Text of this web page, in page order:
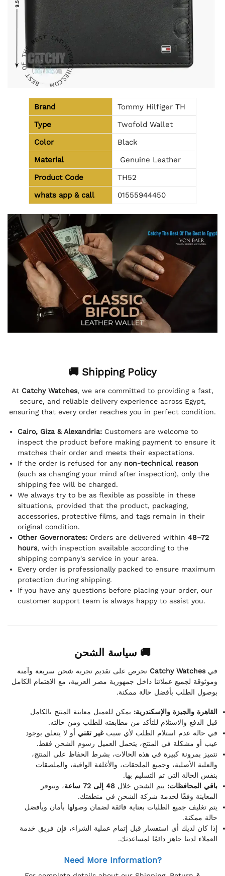
Brand
Tommy Hilfiger TH
Type
Twofold Wallet
Color
Black
Material
Genuine Leather
Product Code
TH52
whats app & call
01555944450
🚚 Shipping Policy
At Catchy Watches, we are committed to providing a fast,
secure, and reliable delivery experience across Egypt,
ensuring that every order reaches you in perfect condition.
Cairo, Giza & Alexandria: Customers are welcome to
inspect the product before making payment to ensure it
matches their order and meets their expectations.
If the order is refused for any non-technical reason
(such as changing your mind after inspection), only the
shipping fee will be charged.
We always try to be as flexible as possible in these
situations, provided that the product, packaging,
accessories, protective films, and tags remain in their
original condition.
Other Governorates: Orders are delivered within 48–72
hours, with inspection available according to the
shipping company's service in your area.
Every order is professionally packed to ensure maximum
protection during shipping.
If you have any questions before placing your order, our
customer support team is always happy to assist you.
🚚 سياسة الشحن
فيCatchy Watches نحرص على تقديم تجربة شحن سريعة وآمنة
وموثوقة لجميع عملائنا داخل جمهورية مصر العربية، مع الاهتمام الكامل
بوصول الطلب بأفضل حالة ممكنة.
القاهرة والجيزة والإسكندرية: يمكن للعميل معاينة المنتج بالكامل
قبل الدفع والاستلام للتأكد من مطابقته للطلب ومن حالته.
في حالة عدم استلام الطلب لأي سببغير تقني أو لا يتعلق بوجود
عيب أو مشكلة في المنتج، يتحمل العميل رسوم الشحن فقط.
نتميز بمرونة كبيرة في هذه الحالات، بشرط الحفاظ على المنتج،
والعلبة الأصلية، وجميع الملحقات، والأغلفة الواقية، والملصقات
بنفس الحالة التي تم التسليم بها.
باقي المحافظات: يتم الشحن خلال 48 إلى 72 ساعة
، وتتوفر
المعاينة وفقًا لخدمة شركة الشحن في منطقتك.
يتم تغليف جميع الطلبات بعناية فائقة لضمان وصولها بأمان وبأفضل
حالة ممكنة.
إذا كان لديك أي استفسار قبل إتمام عملية الشراء، فإن فريق خدمة
العملاء لدينا جاهز دائمًا لمساعدتك.
Need More Information?